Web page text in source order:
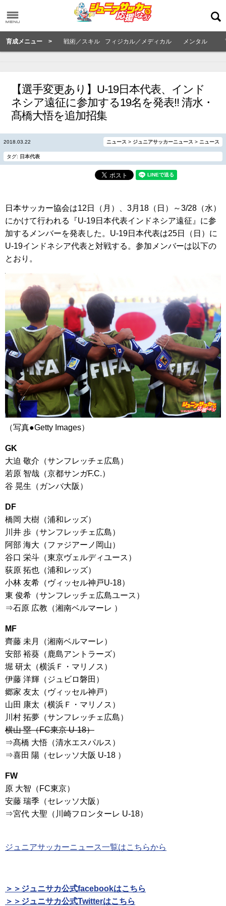
育成メニュー > 戦術／スキル フィジカル／メディカル メンタル
【選手変更あり】U-19日本代表、インド
ネシア遠征に参加する19名を発表!! 清水・
髙橋大悟を追加招集
2018.03.22 ニュース > ジュニアサッカーニュース > ニュース
タグ: 日本代表
日本サッカー協会は12日（月）、3月18（日）～3/28（水）
にかけて行われる『U-19日本代表インドネシア遠征』に参
加するメンバーを発表した。U-19日本代表は25日（日）に
U-19インドネシア代表と対戦する。参加メンバーは以下の
とおり。
（写真●Getty Images）
GK
大迫 敬介（サンフレッチェ広島）
若原 智哉（京都サンガF.C.）
谷 晃生（ガンバ大阪）
DF
橋岡 大樹（浦和レッズ）
川井 歩（サンフレッチェ広島）
阿部 海大（ファジアーノ岡山）
谷口 栄斗（東京ヴェルディユース）
荻原 拓也（浦和レッズ）
小林 友希（ヴィッセル神戸U-18）
東 俊希（サンフレッチェ広島ユース）
⇒石原 広教（湘南ベルマーレ ）
MF
齊藤 未月（湘南ベルマーレ）
安部 裕葵（鹿島アントラーズ）
堀 研太（横浜Ｆ・マリノス）
伊藤 洋輝（ジュビロ磐田）
郷家 友太（ヴィッセル神戸）
山田 康太（横浜Ｆ・マリノス）
川村 拓夢（サンフレッチェ広島）
横山 塁（FC東京 U-18）
⇒髙橋 大悟（清水エスパルス）
⇒喜田 陽（セレッソ大阪 U-18 ）
FW
原 大智（FC東京）
安藤 瑞季（セレッソ大阪）
⇒宮代 大聖（川崎フロンターレ U-18）
ジュニアサッカーニュース一覧はこちらから
＞＞ジュニサカ公式facebookはこちら
＞＞ジュニサカ公式Twitterはこちら